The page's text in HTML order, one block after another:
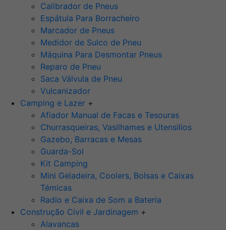
Calibrador de Pneus
Espátula Para Borracheiro
Marcador de Pneus
Medidor de Sulco de Pneu
Máquina Para Desmontar Pneus
Reparo de Pneu
Saca Válvula de Pneu
Vulcanizador
Camping e Lazer +
Afiador Manual de Facas e Tesouras
Churrasqueiras, Vasilhames e Utensilios
Gazebo, Barracas e Mesas
Guarda-Sol
Kit Camping
Mini Geladeira, Coolers, Bolsas e Caixas
Témicas
Radio e Caixa de Som a Bateria
Construção Civil e Jardinagem +
Alavancas